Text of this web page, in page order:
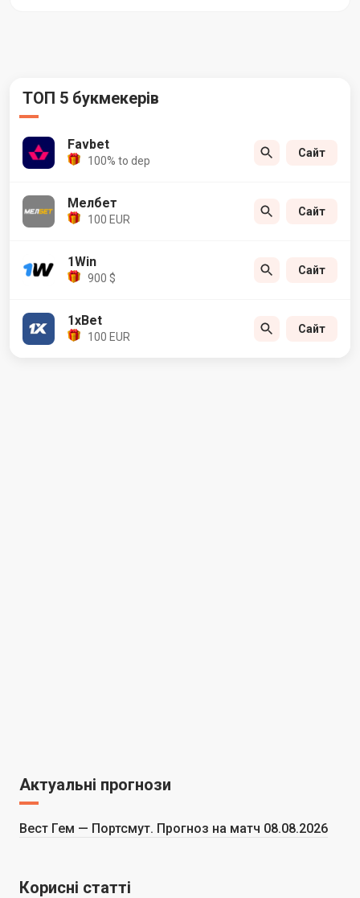
ТОП 5 букмекерів
Favbet
100% to dep
Сайт
Мелбет
100 EUR
Сайт
1Win
900 $
Сайт
1xBet
100 EUR
Сайт
Актуальні прогнози
Вест Гем — Портсмут. Прогноз на матч 08.08.2026
Корисні статті